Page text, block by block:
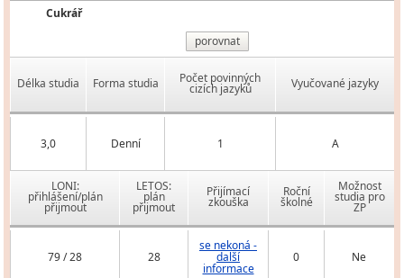
Cukrář
porovnat
Délka studia Forma studia Počet povinných
cizích jazyků Vyučované jazyky
3,0 Denní 1 A
LONI:
přihlášení/plán
přijmout
LETOS:
plán
přijmout
Přijímací
zkouška
Roční
školné
Možnost
studia pro
ZP
79 / 28 28
se nekoná -
další
informace
0 Ne